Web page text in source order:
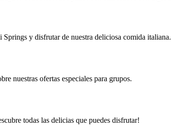
y disfrutar de nuestra deliciosa comida italiana.
nuestras ofertas especiales para grupos.
todas las delicias que puedes disfrutar!